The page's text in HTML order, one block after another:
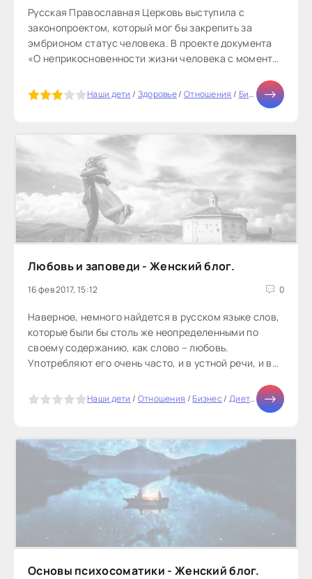
Русская Православная Церковь выступила с
законопроектом, который мог бы закрепить за
эмбрионом статус человека. В проекте документа
«О неприкосновенности жизни человека с момента
Наши дети / Здоровье/ Отношения / Бизнес /Мода
Любовь и заповеди - Женский блог.
16 фев 2017, 15:12 0
Наверное, немного найдется в русском языке слов,
которые были бы столь же неопределенными по
своему содержанию, как слово – любовь.
Употребляют его очень часто, и в устной речи, и в
Наши дети / Отношения /Бизнес/ Диеты /Мир
Основы психосоматики - Женский блог.